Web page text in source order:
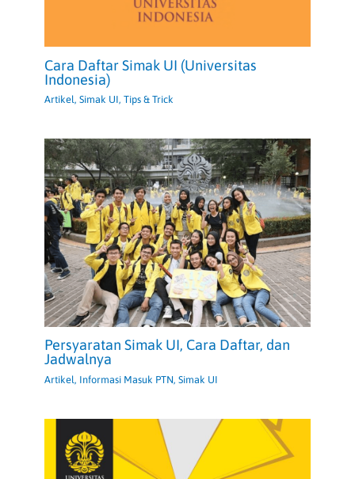
Cara Daftar Simak UI (Universitas
Indonesia)
Artikel,Simak UI,Tips & Trick
Persyaratan Simak UI, Cara Daftar, dan
Jadwalnya
Artikel, Informasi Masuk PTN,Simak UI